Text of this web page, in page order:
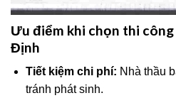
Ưu điểm khi chọn thi
Định
Tiết kiệm chi phí: Nhà thầu
tránh phát sinh.